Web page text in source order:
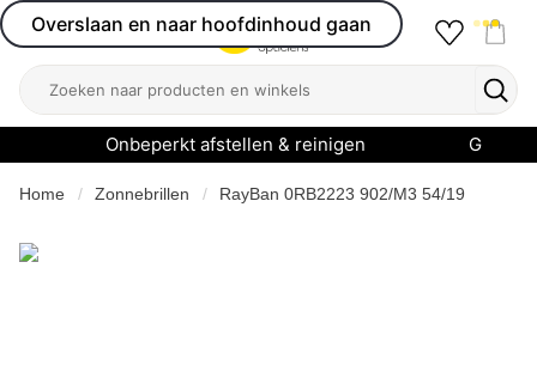
Overslaan en naar hoofdinhoud gaan
Open menu
Zoeken
Onbeperkt afstellen & reinigen
Home Zonnebrillen RayBan 0RB2223 902/M3 54/19